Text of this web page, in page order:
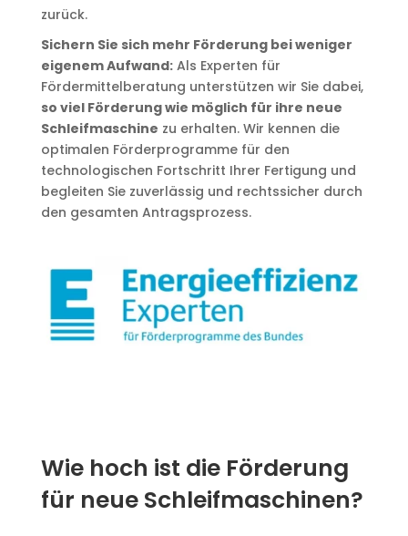
zurück.
Sichern Sie sich mehr Förderung bei weniger
eigenem Aufwand:Als Experten für
Fördermittelberatung unterstützen wir Sie dabei,
so viel Förderung wie möglich für ihre neue
Schleifmaschine zu erhalten. Wir kennen die
optimalen Förderprogramme für den
technologischen Fortschritt Ihrer Fertigung und
begleiten Sie zuverlässig und rechtssicher durch
den gesamten Antragsprozess.
Wie hoch ist die Förderung
für neue Schleifmaschinen?